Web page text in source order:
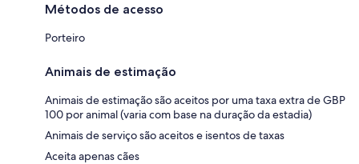
Métodos de acesso
Porteiro
Animais de estimação
Animais de estimação são aceitos por uma taxa extra de GBP
100 por animal (varia com base na duração da estadia)
Animais de serviço são aceitos e isentos de taxas
Aceita apenas cães